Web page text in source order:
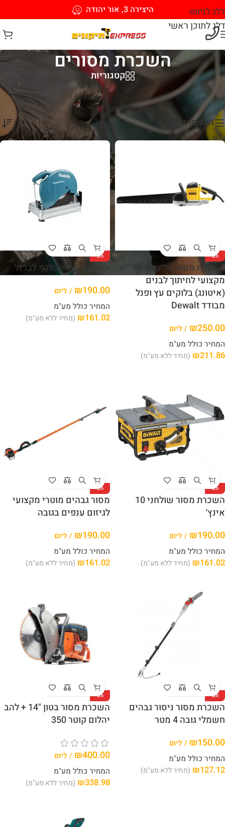
דלג לניווט
דלג לתוכן ראשי
היצירה 3, אור יהודה
השכרת מסורים
קטגוריות
עמוד הבית/כלים מכניים וחשמליים להשכרה השכרת מסורים
מציגים את כל ⁦11⁩ התוצאות
הצג סרגל צד
חם
השכרת מסור אליגטור
מקצועי לחיתוך לבנים
(איטונג) בלוקים עץ ופנל
מבודד Dewalt
₪250.00 / ליום
המחיר כולל מע"מ
₪211.86 (מחיר ללא מע"מ)
חם
השכרת מסור שורף לברזל
₪190.00 / ליום
המחיר כולל מע"מ
₪161.02 (מחיר ללא מע"מ)
חם
השכרת מסור שולחני 10
אינץ'
₪190.00 / ליום
המחיר כולל מע"מ
₪161.02 (מחיר ללא מע"מ)
חם
מסור גבהים מוטרי מקצועי
לגיזום ענפים בגובה
₪190.00 / ליום
המחיר כולל מע"מ
₪161.02 (מחיר ללא מע"מ)
חם
השכרת מסור ניסור גבהים
חשמלי גובה 4 מטר
₪150.00 / ליום
המחיר כולל מע"מ
₪127.12 (מחיר ללא מע"מ)
חם
השכרת מסור בטון "14 + להב
יהלום קוטר 350
₪400.00 / ליום
המחיר כולל מע"מ
₪338.98 (מחיר ללא מע"מ)